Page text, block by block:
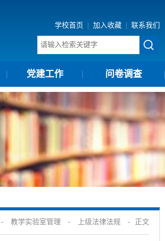
学校首页 加入收藏 联系我们
党建工作 问卷调查
- 教学实验室管理 - 上级法律法规 - 正文